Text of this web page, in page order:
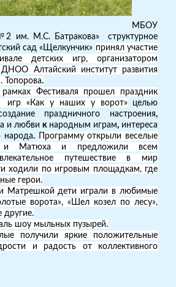
МБОУ
им. М.С. Батракова» структурное
сад «Щелкунчик» принял участие
детских игр, организатором
ДНОО Алтайский институт развития
Топорова.
Фестиваля прошел праздник
игр «Как у наших у ворот» целью
праздничного настроения,
и любви к народным играм, интереса
народа. Программу открыли веселые
и Матюха и предложили всем
путешествие в мир
ходили по игровым площадкам, где
герои.
Матрешкой дети играли в любимые
ворота», «Шел козел по лесу»,
другие.
шоу мыльных пузырей.
получили яркие положительные
и радость от коллективного